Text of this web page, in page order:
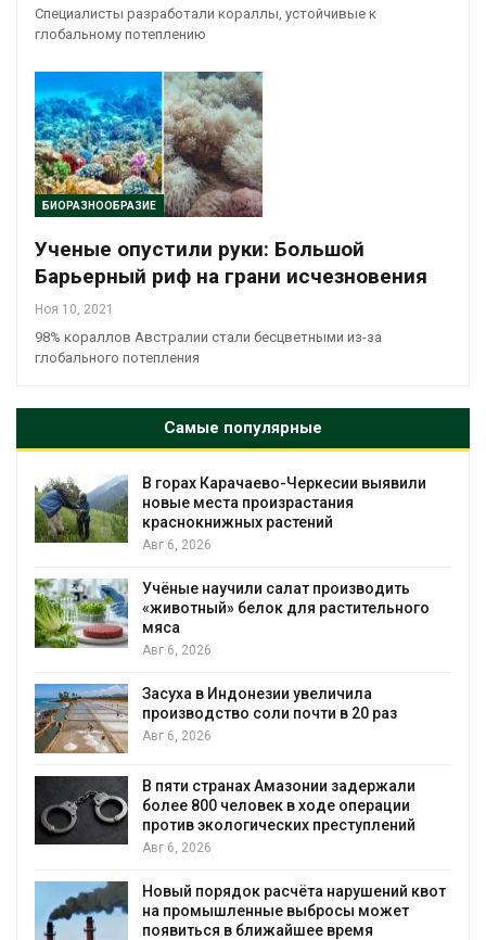
Специалисты разработали кораллы, устойчивые к
глобальному потеплению
БИОРАЗНООБРАЗИЕ
Ученые опустили руки: Большой
Барьерный риф на грани исчезновения
Ноя 10, 2021
98% кораллов Австралии стали бесцветными из-за
глобального потепления
Самые популярные
выявили
производить
растительного
в 20 раз
задержали
операции
преступлений
нарушений квот
может
время
В Домодедове
последствия разлива
пожара на складе
Изменение климата
бабочек по всему миру
установки солнечных
бизнеса
Москвариум отметит 11-
трёхдневным фестивалем
Авг 5, 2026
проверяют по статье о
Авг 5, 2026